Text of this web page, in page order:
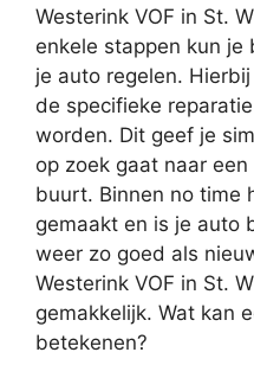
Westerink VOF in St.
enkele stappen kun je
je auto regelen.
de specifieke
worden. Dit geef je
op zoek gaat naar een
buurt. Binnen no time
gemaakt en is je auto
weer zo goed als
Westerink VOF in St.
gemakkelijk. Wat kan
betekenen?